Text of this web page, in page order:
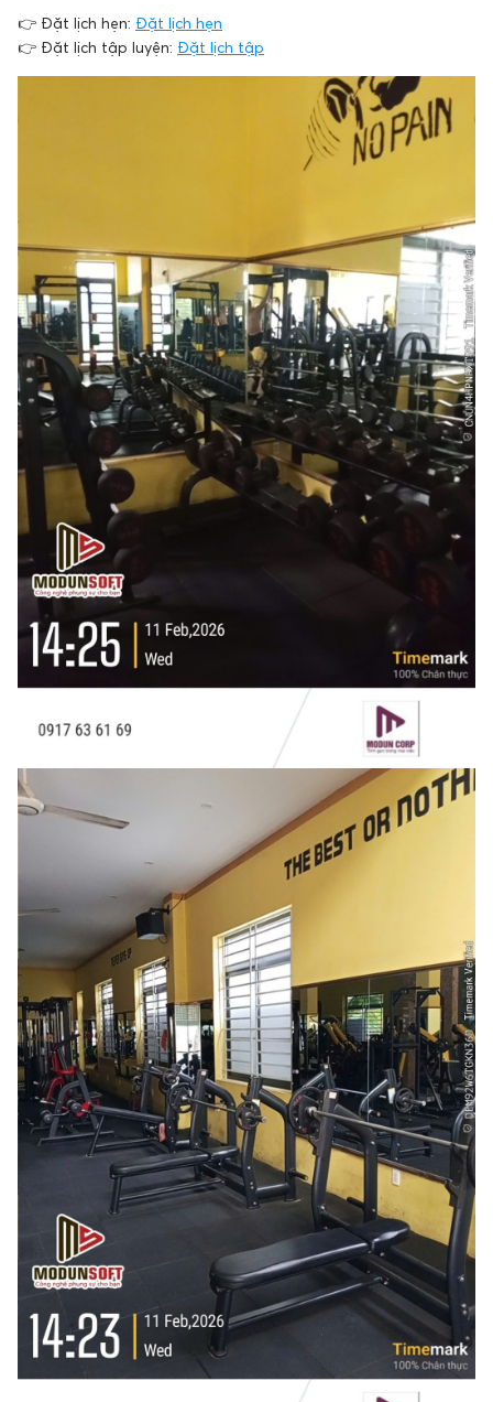
👉 Đặt lịch hẹn: Đặt lịch hẹn
👉 Đặt lịch tập luyện: Đặt lịch tập